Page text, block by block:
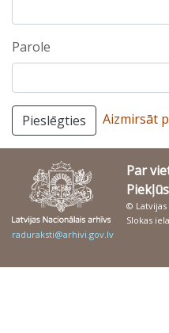
Parole
Pieslēgties Aizmirsāt
Par
© Latvijas
Slokas
raduraksti@arhivi.gov.lv